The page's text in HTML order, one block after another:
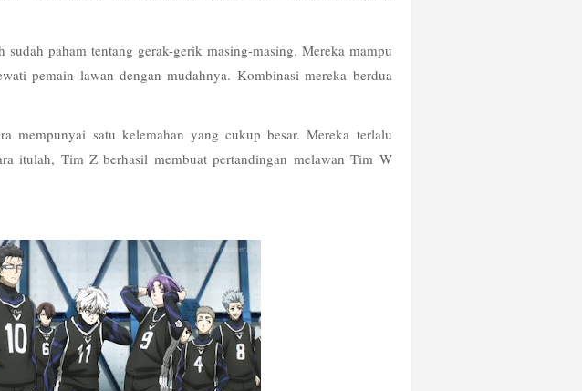
sudah paham tentang gerak-gerik masing-masing. Mereka mampu
pemain lawan dengan mudahnya. Kombinasi mereka berdua
mempunyai satu kelemahan yang cukup besar. Mereka terlalu
itulah, Tim Z berhasil membuat pertandingan melawan Tim W